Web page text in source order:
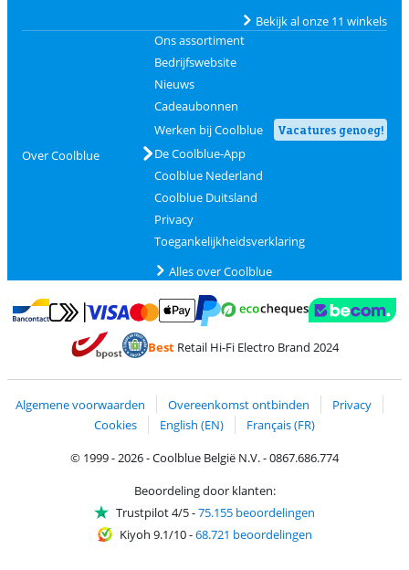
Bekijk al onze 11 winkels
Over Coolblue
Ons assortiment
Bedrijfswebsite
Nieuws
Cadeaubonnen
Werken bij Coolblue
Vacatures genoeg!
De Coolblue-App
Coolblue Nederland
Coolblue Duitsland
Privacy
Toegankelijkheidsverklaring
Alles over Coolblue
Betalen met Bancontact
Betalen met MasterCard en Visa via ClickToPay
BestRetail Hi-Fi Electro Brand 2024
Algemene voorwaarden Overeenkomst ontbinden
Privacy
Cookies
English (EN)
Français (FR)
© 1999 - 2026 - Coolblue België N.V. - 0867.686.774
Beoordeling door klanten:
Trustpilot 4/5-75.155 beoordelingen
Kiyoh 9.1/10-68.721 beoordelingen